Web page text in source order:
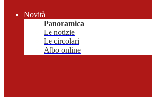
Novità
Panoramica
Le notizie
Le circolari
Albo online